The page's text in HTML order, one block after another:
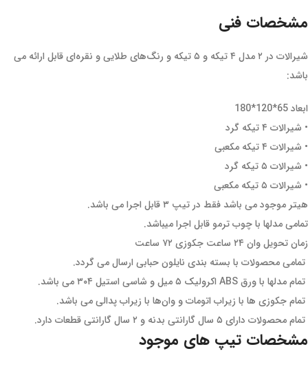
مشخصات فنی
شیرالات در ۲ مدل ۴ تیکه و ۵ تیکه و رنگ‌های طلایی و نقره‌ای قابل ارائه می
باشد:
ابعاد 65*120*180
• شیرالات ۴ تیکه گرد
• شیرالات ۴ تیکه مکعبی
• شیرالات ۵ تیکه گرد
• شیرالات ۵ تیکه مکعبی
هیتر موجود می باشد فقط در تیپ ۳ قابل اجرا می باشد.
تمامی مدلها با چوب ترمو قابل اجرا میباشد.
زمان تحویل وان ۲۴ ساعت جکوزی ۷۲ ساعت
تمامی محصولات با بسته بندی نایلون حبابی ارسال می گردد.
تمام مدلها با ورق ABS اکرولیک ۵ میل و شاسی استیل ۳۰۴ می باشد.
تمام جکوزی ها با زیراب اتومات و وان‌ها با زیراب پدالی می باشد.
تمام محصولات دارای ۵ سال گارانتی بدنه و ۲ سال گارانتی قطعات دارد.
مشخصات تیپ های موجود